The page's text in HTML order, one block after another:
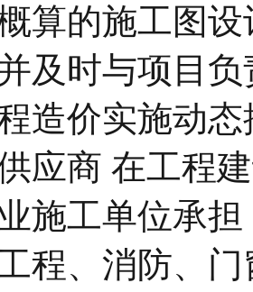
算的施工图
及时与项目
造价实施动
应商 在工程
施工单位承
程、消防、